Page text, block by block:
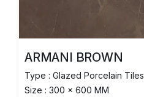
ARMANI BROWN
Type : Glazed Porcelain Tiles
Size : 300 x 600 MM